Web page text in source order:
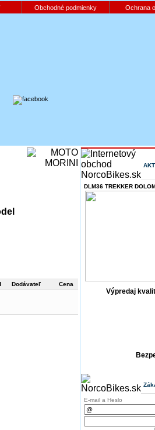
Obchodné podmienky Ochrana
Dodávateľ Cena
DLM36 TREKKER
Výpredaj
E-mail a Heslo